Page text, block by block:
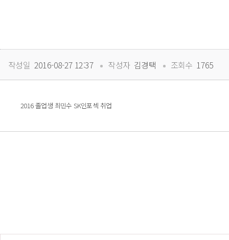
작성일 2016-08-27 12:37 작성자 김경택 조회수 1765
2016 졸업생 최민수 SK인포섹 취업